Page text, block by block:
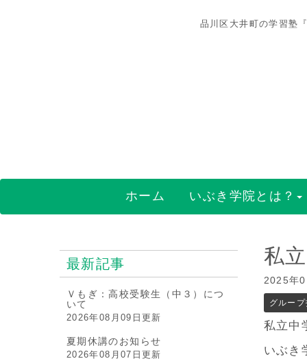
品川区大井町の学習塾
ホーム いぶき学院とは？
私
2025年
グルー
私立中
いぶき
最新記事
Ｖもぎ：高校受験生（中３）につ
いて
2026年08月09日更新
夏期休講のお知らせ
2026年08月07日更新